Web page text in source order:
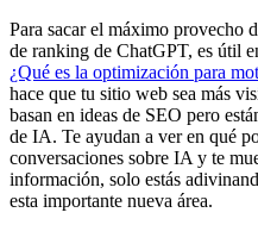
Para sacar el máximo provecho
de ranking de ChatGPT, es útil
¿Qué es la optimización para
hace que tu sitio web sea más
basan en ideas de SEO pero
de IA. Te ayudan a ver en qué
conversaciones sobre IA y te
información, solo estás
esta importante nueva área.